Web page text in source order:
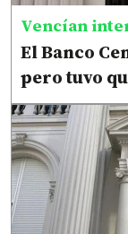
Vencían
El Banco
pero tuvo